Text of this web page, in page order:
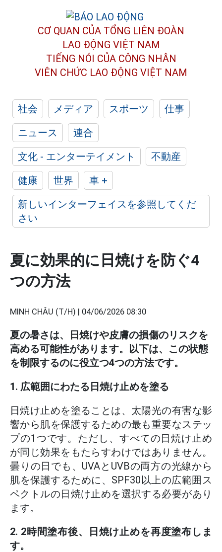
CƠ QUAN CỦA TỔNG LIÊN ĐOÀN
LAO ĐỘNG VIỆT NAM
TIẾNG NÓI CỦA CÔNG NHÂN
VIÊN CHỨC LAO ĐỘNG VIỆT NAM
社会 メディア スポーツ
仕事
ニュース
連合
文化 - エンターテイメント
不動産
健康
世界
車 +
新しいインターフェイスを参照してくだ
さい
夏に効果的に日焼けを防ぐ4
つの方法
MINH CHÂU (T/H) | 04/06/2026 08:30
夏の暑さは、日焼けや皮膚の損傷のリスクを
高める可能性があります。以下は、この状態
を制限するのに役立つ4つの方法です。
1. 広範囲にわたる日焼け止めを塗る
日焼け止めを塗ることは、太陽光の有害な影
響から肌を保護するための最も重要なステッ
プの1つです。ただし、すべての日焼け止め
が同じ効果をもたらすわけではありません。
曇りの日でも、UVAとUVBの両方の光線から
肌を保護するために、SPF30以上の広範囲ス
ペクトルの日焼け止めを選択する必要があり
ます。
2. 2時間塗布後、日焼け止めを再度塗布しま
す。